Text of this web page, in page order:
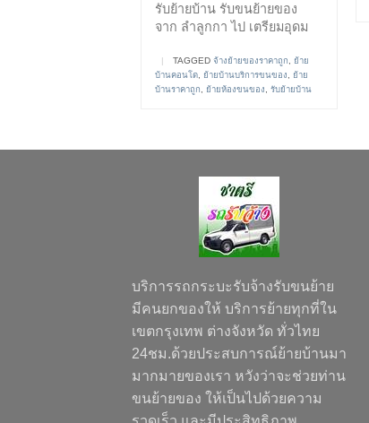
รับย้ายบ้าน รับขนย้ายของ
จาก ลำลูกกา ไป เตรียมอุดม
| TAGGED จ้างย้ายของราคาถูก, ย้าย
บ้านคอนโด, ย้ายบ้านบริการขนของ, ย้าย
บ้านราคาถูก, ย้ายห้องขนของ, รับย้ายบ้าน
บริการรถกระบะรับจ้างรับขนย้าย
มีคนยกของให้ บริการย้ายทุกที่ใน
เขตกรุงเทพ ต่างจังหวัด ทั่วไทย
24ชม.ด้วยประสบการณ์ย้ายบ้านมา
มากมายของเรา หวังว่าจะช่วยท่าน
ขนย้ายของ ให้เป็นไปด้วยความ